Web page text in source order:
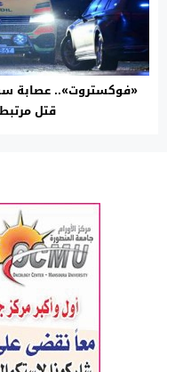
«فوكستروت».. عصابة
قتل